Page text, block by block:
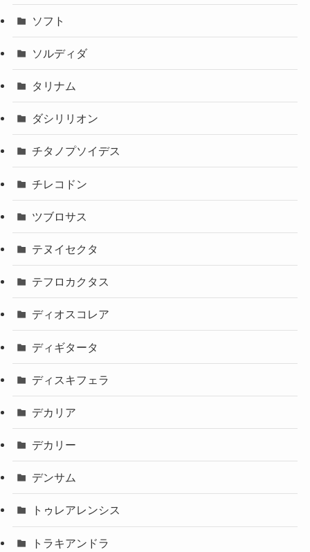
ソフト
ソルディダ
タリナム
ダシリリオン
チタノプソイデス
チレコドン
ツブロサス
テヌイセクタ
テフロカクタス
ディオスコレア
ディギタータ
ディスキフェラ
デカリア
デカリー
デンサム
トゥレアレンシス
トラキアンドラ